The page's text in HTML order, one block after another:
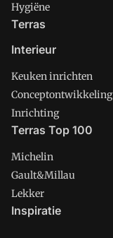
Hygiëne
Terras
Interieur
Keuken inrichten
Conceptontwikkeling
Inrichting
Terras Top 100
Michelin
Gault&Millau
Lekker
Inspiratie